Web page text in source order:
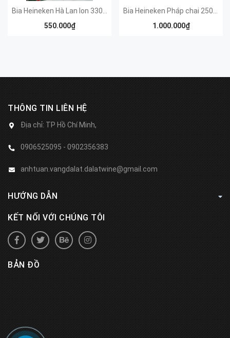
550.000₫
1.000.000₫
THÔNG TIN LIÊN HỆ
Địa chỉ: TP Hồ Chí Minh,
0906525095 - 0902356383
anhtuan.vangdalat.dalatwine@gmail.com
HƯỚNG DẪN
KẾT NỐI VỚI CHÚNG TÔI
BẢN ĐỒ